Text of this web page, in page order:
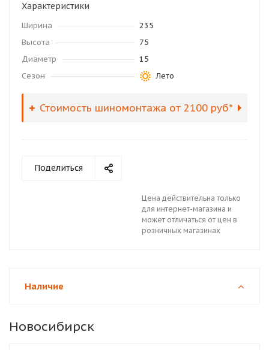
Характеристики
Ширина
235
Высота
75
Диаметр
15
Сезон
Лето
Стоимость шиномонтажа от 2100 руб*
Поделиться
Цена действительна только
для интернет-магазина и
может отличаться от цен в
розничных магазинах
Наличие
Новосибирск